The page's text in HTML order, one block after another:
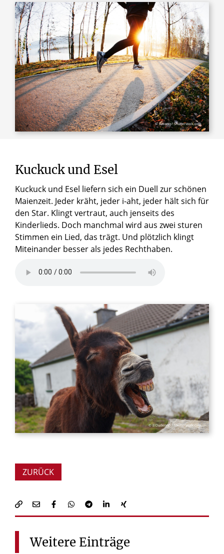
© baranq / Shutterstock.com
© ElDuderino / Shutterstock.com
Kuckuck und Esel
Kuckuck und Esel liefern sich ein Duell zur schönen
Maienzeit. Jeder kräht, jeder i-aht, jeder hält sich für
den Star. Klingt vertraut, auch jenseits des
Kinderlieds. Doch manchmal wird aus zwei sturen
Stimmen ein Lied, das trägt. Und plötzlich klingt
Miteinander besser als jedes Rechthaben.
ZURÜCK
Weitere Einträge